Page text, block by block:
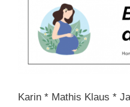
Karin * Mathis Klaus *